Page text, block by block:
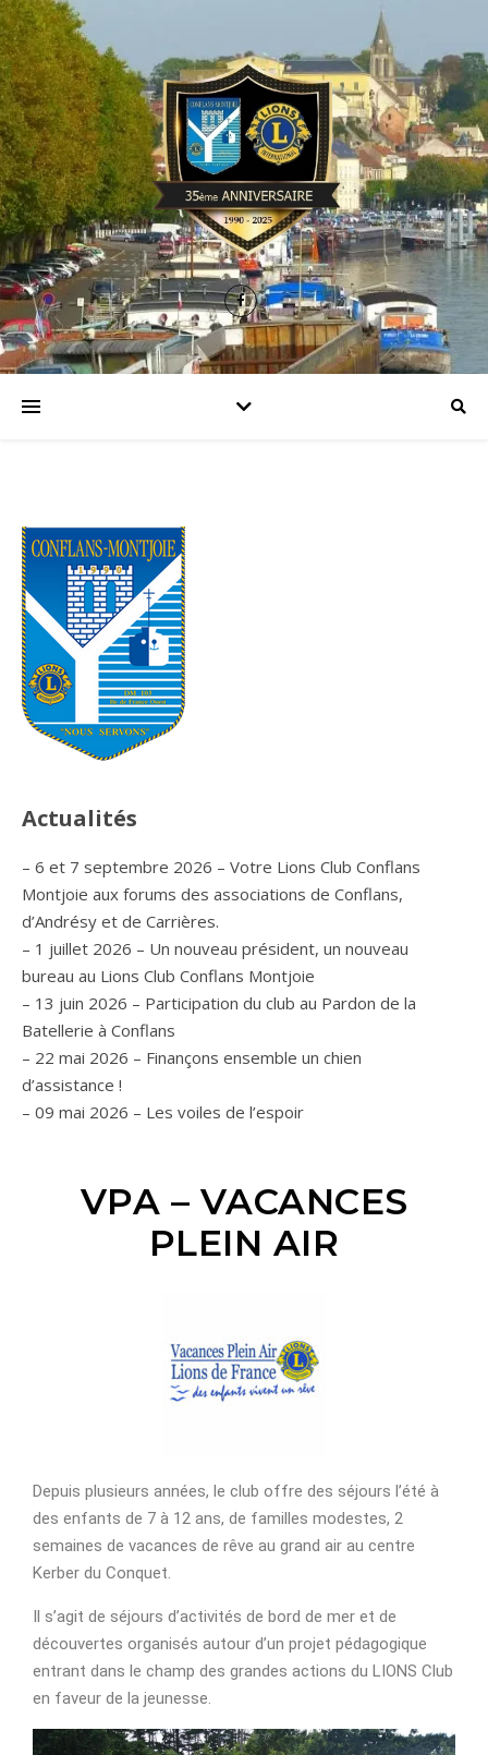
Actualités
– 6 et 7 septembre 2026 – Votre Lions Club Conflans
Montjoie aux forums des associations de Conflans,
d’Andrésy et de Carrières.
– 1 juillet 2026 – Un nouveau président, un nouveau
bureau au Lions Club Conflans Montjoie
– 13 juin 2026 – Participation du club au Pardon de la
Batellerie à Conflans
– 22 mai 2026 – Finançons ensemble un chien
d’assistance !
– 09 mai 2026 – Les voiles de l’espoir
VPA – VACANCES
PLEIN AIR
Depuis plusieurs années, le club offre des séjours l’été à
des enfants de 7 à 12 ans, de familles modestes, 2
semaines de vacances de rêve au grand air au centre
Kerber du Conquet.
Il s’agit de séjours d’activités de bord de mer et de
découvertes organisés autour d’un projet pédagogique
entrant dans le champ des grandes actions du LIONS Club
en faveur de la jeunesse.